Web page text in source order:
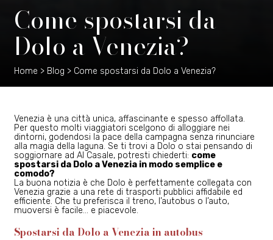
Come spostarsi da
Dolo a Venezia?
Home > Blog > Come spostarsi da Dolo a Venezia?
Venezia è una città unica, affascinante e spesso affollata.
Per questo molti viaggiatori scelgono di alloggiare nei
dintorni, godendosi la pace della campagna senza rinunciare
alla magia della laguna. Se ti trovi a Dolo o stai pensando di
soggiornare ad Al Casale, potresti chiederti: come
spostarsi da Dolo a Venezia in modo semplice e
comodo?
La buona notizia è che Dolo è perfettamente collegata con
Venezia grazie a una rete di trasporti pubblici affidabile ed
efficiente. Che tu preferisca il treno, l’autobus o l’auto,
muoversi è facile… e piacevole.
Spostarsi da Dolo a Venezia in autobus